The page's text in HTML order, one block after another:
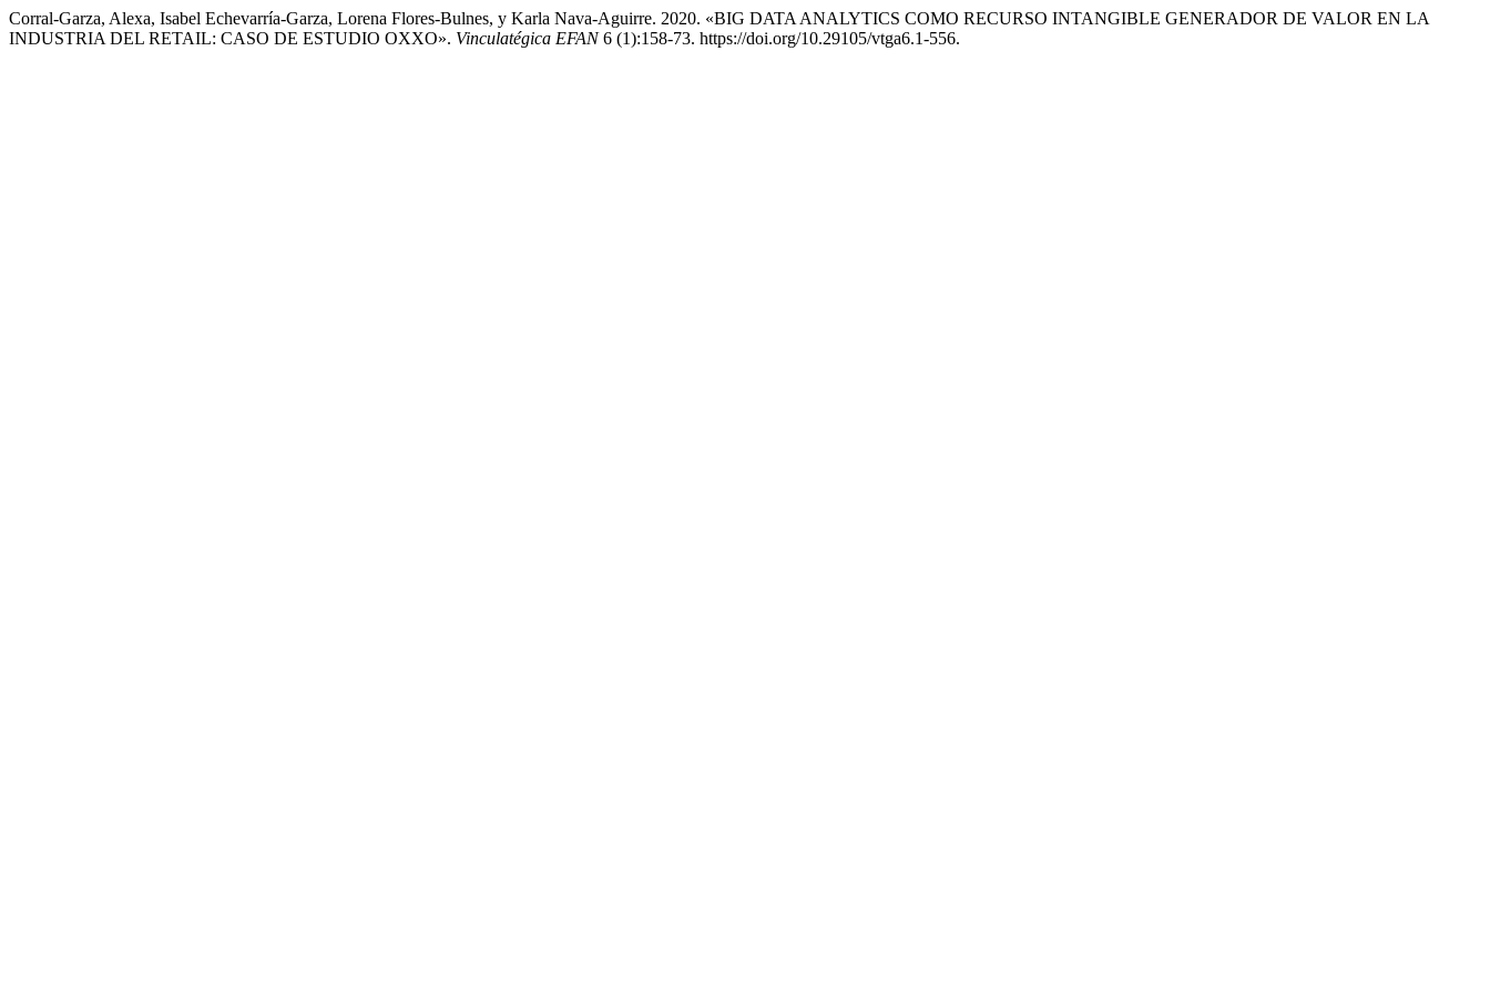
Corral-Garza, Alexa, Isabel Echevarría-Garza, Lorena Flores-Bulnes, y Karla Nava-Aguirre. 2020. «BIG DATA ANALYTICS COMO RECURSO INTANGIBLE GENERADOR DE VALOR EN LA
INDUSTRIA DEL RETAIL: CASO DE ESTUDIO OXXO». Vinculatégica EFAN6 (1):158-73. https://doi.org/10.29105/vtga6.1-556.